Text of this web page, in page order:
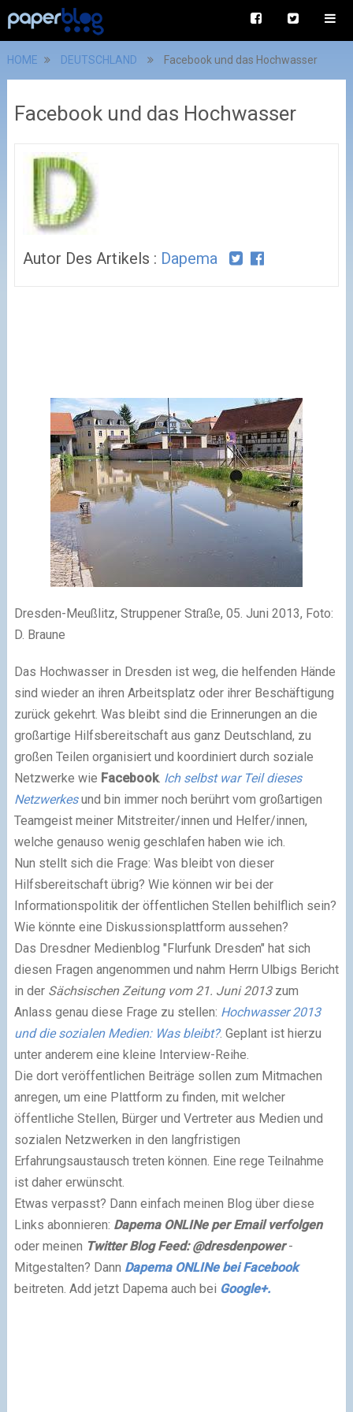
HOME DEUTSCHLAND Facebook und das Hochwasser
Facebook und das Hochwasser
Autor Des Artikels : Dapema
Dresden-Meußlitz, Struppener Straße, 05. Juni 2013, Foto:
D. Braune
Das Hochwasser in Dresden ist weg, die helfenden Hände
sind wieder an ihren Arbeitsplatz oder ihrer Beschäftigung
zurück gekehrt. Was bleibt sind die Erinnerungen an die
großartige Hilfsbereitschaft aus ganz Deutschland, zu
großen Teilen organisiert und koordiniert durch soziale
Netzwerke wie Facebook. Ich selbst war Teil dieses
Netzwerkes und bin immer noch berührt vom großartigen
Teamgeist meiner Mitstreiter/innen und Helfer/innen,
welche genauso wenig geschlafen haben wie ich.
Nun stellt sich die Frage: Was bleibt von dieser
Hilfsbereitschaft übrig? Wie können wir bei der
Informationspolitik der öffentlichen Stellen behilflich sein?
Wie könnte eine Diskussionsplattform aussehen?
Das Dresdner Medienblog "Flurfunk Dresden" hat sich
diesen Fragen angenommen und nahm Herrn Ulbigs Bericht
in der Sächsischen Zeitung vom 21. Juni 2013zum
Anlass genau diese Frage zu stellen: Hochwasser 2013
und die sozialen Medien: Was bleibt?. Geplant ist hierzu
unter anderem eine kleine Interview-Reihe.
Die dort veröffentlichen Beiträge sollen zum Mitmachen
anregen, um eine Plattform zu finden, mit welcher
öffentliche Stellen, Bürger und Vertreter aus Medien und
sozialen Netzwerken in den langfristigen
Erfahrungsaustausch treten können. Eine rege Teilnahme
ist daher erwünscht.
Etwas verpasst? Dann einfach meinen Blog über diese
Links abonnieren: Dapema ONLINe per Email verfolgen
oder meinen TwitterBlog Feed: @dresdenpower-
Mitgestalten? Dann Dapema ONLINe bei Facebook
beitreten. Add jetzt Dapema auch bei Google+.